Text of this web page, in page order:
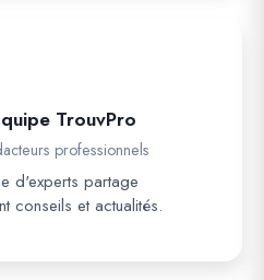
TrouvPro
professionnels
d'experts partage
conseils et actualités.